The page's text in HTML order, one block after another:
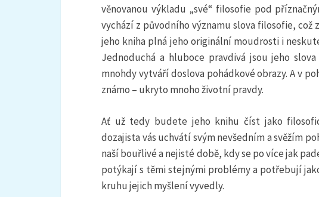
věnovanou výkladu „své“ filosofie pod
vychází z původního významu slova filosofie, což
jeho kniha plná jeho originální moudrosti i
Jednoduchá a hluboce pravdivá jsou jeho
mnohdy vytváří doslova pohádkové obrazy. A v
známo – ukryto mnoho životní pravdy.
Ať už tedy budete jeho knihu číst jako
dozajista vás uchvátí svým nevšedním a svěžím
naší bouřlivé a nejisté době, kdy se po více jak
potýkají s těmi stejnými problémy a potřebují
kruhu jejich myšlení vyvedly.